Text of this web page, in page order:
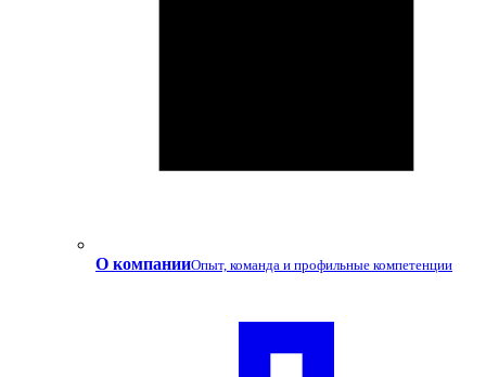
О компанииОпыт, команда и профильные компетенции